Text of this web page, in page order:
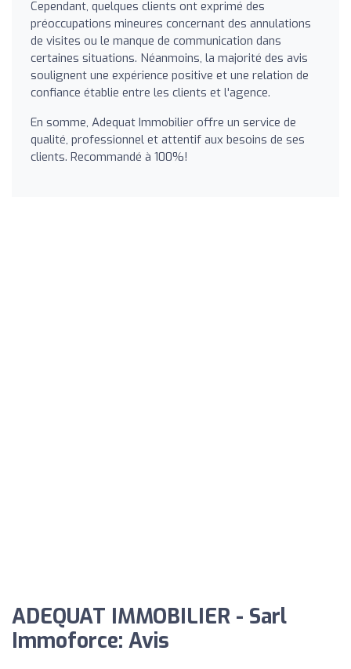
Cependant, quelques clients ont exprimé des
préoccupations mineures concernant des annulations
de visites ou le manque de communication dans
certaines situations. Néanmoins, la majorité des avis
soulignent une expérience positive et une relation de
confiance établie entre les clients et l'agence.
En somme, Adequat Immobilier offre un service de
qualité, professionnel et attentif aux besoins de ses
clients. Recommandé à 100%!
ADEQUAT IMMOBILIER - Sarl
Immoforce: Avis